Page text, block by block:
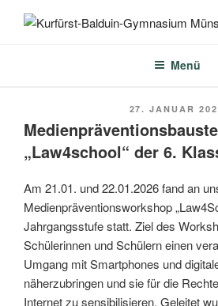
Inhalt
Menü
AM
27. JANUAR
„Law4school“ der 6.
Am 21.01. und 22.01.2026 fand an
Medienpräventionsworkshop
Jahrgangsstufe statt. Ziel des
Schülerinnen und Schülern einen
Umgang mit Smartphones und
näherzubringen und sie für die
Internet zu sensibilisieren. Geleitet